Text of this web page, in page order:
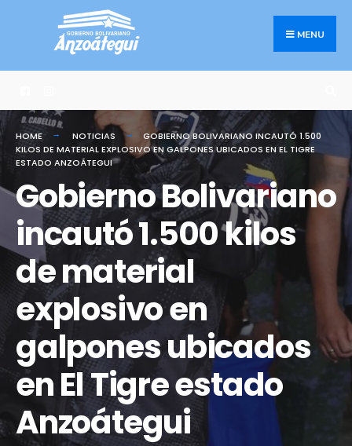
MENU
HOME NOTICIAS
GOBIERNO BOLIVARIANO INCAUTÓ 1.500
KILOS DE MATERIAL EXPLOSIVO EN GALPONES UBICADOS EN EL TIGRE
ESTADO ANZOÁTEGUI
Gobierno Bolivariano
incautó 1.500 kilos
de material
explosivo en
galpones ubicados
en El Tigre estado
Anzoátegui
Search